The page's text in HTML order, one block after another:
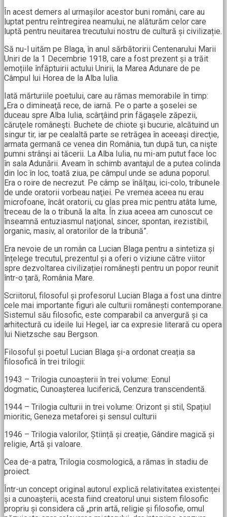
În acest demers al urmașilor acestor buni români, care au
luptat pentru reîntregirea neamului, ne alăturăm celor care
luptă pentru neuitarea trecutului nostru de cultură și civilizație.
Să nu-l uităm pe Blaga, în anul sărbătoririi Centenarului Marii
Uniri de la 1 Decembrie 1918, care a fost prezent și a trăit
emoțiile înfăptuirii actului Unirii, la Marea Adunare de pe
Câmpul lui Horea de la Alba Iulia.
Iată mărturiile poetului, care au rămas memorabile în timp:
„Era o dimineaţă rece, de iarnă. Pe o parte a şoselei se
duceau spre Alba Iulia, scârţâind prin făgaşele zăpezii,
căruţele româneşti. Buchete de chiote şi bucurie, alcătuind un
singur tir, iar pe cealaltă parte se retrăgea în aceeaşi direcţie,
armata germană ce venea din România, tun după tun, ca nişte
pumni strânşi ai tăcerii. La Alba Iulia, nu mi-am putut face loc
în sala Adunării. Aveam în schimb avantajul de a putea colinda
din loc în loc, toată ziua, pe câmpul unde se aduna poporul.
Era o roire de necrezut. Pe câmp se înălţau, ici-colo, tribunele
de unde oratorii vorbeau naţiei. Pe vremea aceea nu erau
microfoane, încât oratorii, cu glas prea mic pentru atâta lume,
treceau de la o tribună la alta. În ziua aceea am cunoscut ce
înseamnă entuziasmul naţional, sincer, spontan, irezistibil,
organic, masiv, al oratorilor de la tribună”.
Era nevoie de un român ca Lucian Blaga pentru a sintetiza și
înțelege trecutul, prezentul și a oferi o viziune către viitor
spre dezvoltarea civilizației românești pentru un popor reunit
într-o țară, România Mare.
Scriitorul, filosoful și profesorul Lucian Blaga a fost una dintre
cele mai importante figuri ale culturii românești contemporane.
Sistemul său filosofic, este comparabil ca anvergură și ca
arhitectură cu ideile lui Hegel, iar ca expresie literară cu opera
lui Nietzsche sau Bergson.
Filosoful și poetul Lucian Blaga și-a ordonat creația sa
filosofică în trei trilogii:
1943 – Trilogia cunoașterii în trei volume: Eonul
dogmatic, Cunoașterea luciferică, Cenzura transcendentă.
1944 – Trilogia culturii in trei volume: Orizont și stil, Spațiul
mioritic, Geneza metaforei și sensul culturii
1946 – Trilogia valorilor, Știință și creație, Gândire magică și
religie, Artă și valoare.
Cea de-a patra, Trilogia cosmologică, a rămas în stadiu de
proiect.
Într-un concept original autorul explică relativitatea existenței
și a cunoașterii, acesta fiind creatorul unui sistem filosofic
propriu și considera că „prin artă, religie și filosofie, omul